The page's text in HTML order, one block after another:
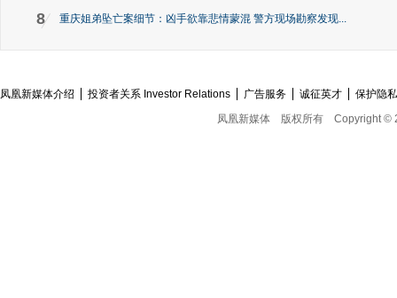
8 重庆姐弟坠亡案细节：凶手欲靠悲情蒙混 警方现场勘察发现...
凤凰新媒体介绍 投资者关系 Investor Relations 广告服务 诚征英才
保护隐
凤凰新媒体
版权所有 Copyright ©